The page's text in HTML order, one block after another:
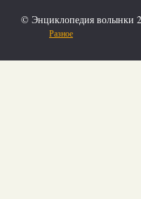
© Энциклопедия волынки
Разное